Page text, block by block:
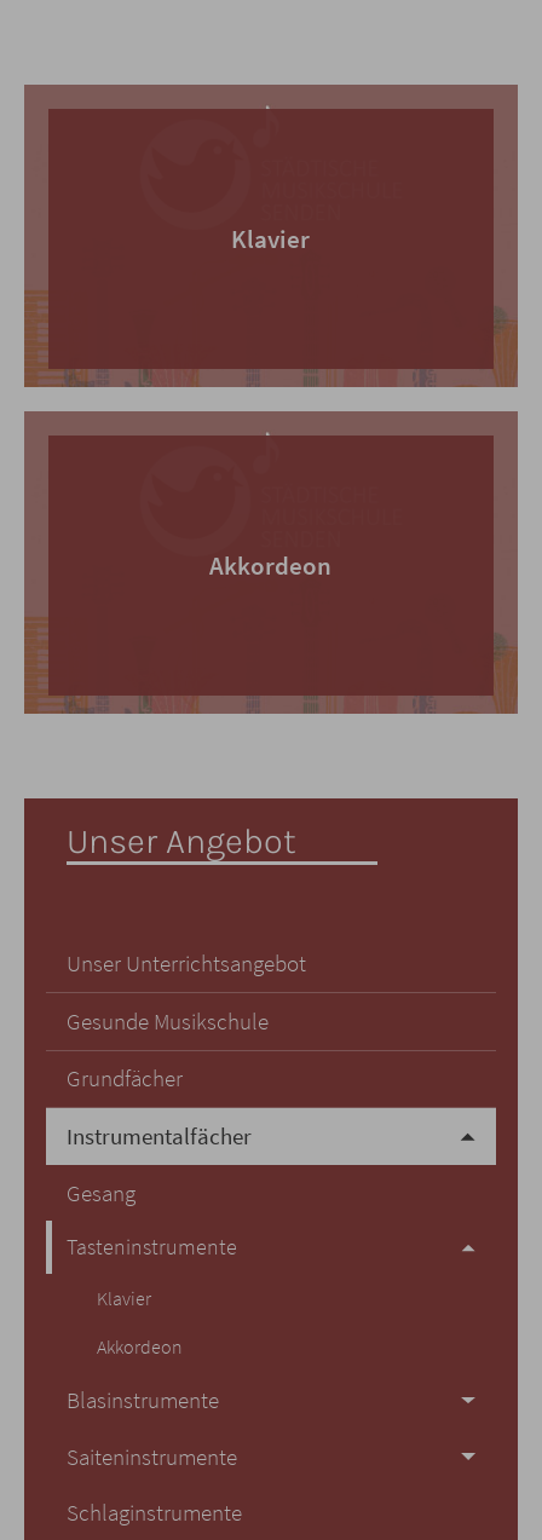
Klavier
Akkordeon
Unser Angebot
Unser Unterrichtsangebot
Gesunde Musikschule
Grundfächer
Instrumentalfächer
Gesang
Tasteninstrumente
Klavier
Akkordeon
Blasinstrumente
Saiteninstrumente
Schlaginstrumente